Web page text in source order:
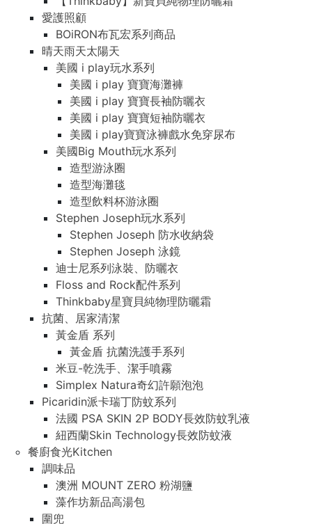
愛護照顧
BOiRON布瓦宏系列商品
晴天雨天太陽天
美國 i play玩水系列
美國 i play 寶寶海灘褲
美國 i play 寶寶長袖防曬衣
美國 i play 寶寶短袖防曬衣
美國 i play寶寶泳褲戲水免穿尿布
美國Big Mouth玩水系列
造型游泳圈
造型海灘毯
造型飲料杯游泳圈
Stephen Joseph玩水系列
Stephen Joseph 防水收納袋
Stephen Joseph 泳鏡
迪士尼系列泳裝、防曬衣
Floss and Rock配件系列
Thinkbaby星寶貝純物理防曬霜
抗菌、居家清潔
黃金盾 系列
黃金盾 抗菌洗護手系列
米豆-乾洗手、潔手噴霧
Simplex Natura奇幻許願泡泡
Picaridin派卡瑞丁防蚊系列
法國 PSA SKIN 2P BODY長效防蚊乳液
紐西蘭Skin Technology長效防蚊液
餐廚食光Kitchen
調味品
澳洲 MOUNT ZERO 粉湖鹽
藻作坊新品高湯包
圍兜